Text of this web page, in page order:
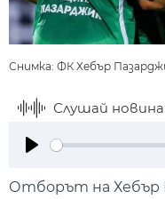
Снимка: ФК Хебър
Слушай
Отборът на Хебър